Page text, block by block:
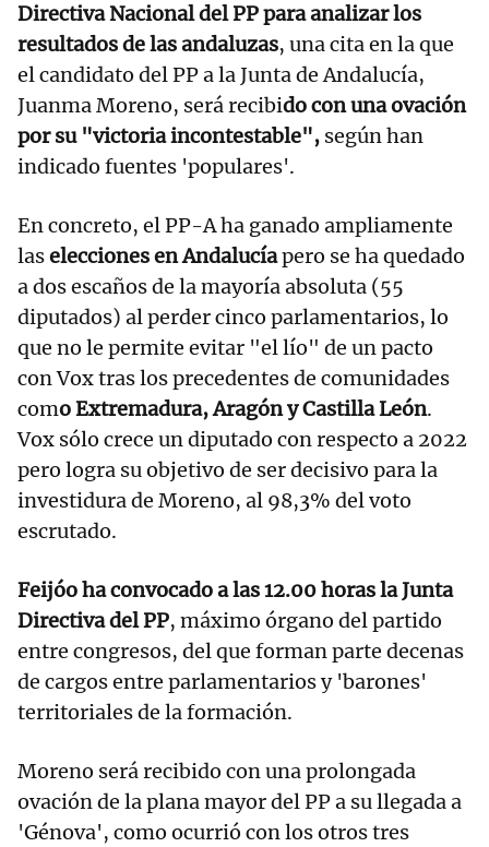
Directiva Nacional del PP para analizar los
resultados de las andaluzas, una cita en la que
el candidato del PP a la Junta de Andalucía,
Juanma Moreno, será recibido con una ovación
por su "victoria incontestable", según han
indicado fuentes 'populares'.
En concreto, el PP-A ha ganado ampliamente
laselecciones en Andalucíapero se ha quedado
a dos escaños de la mayoría absoluta (55
diputados) al perder cinco parlamentarios, lo
que no le permite evitar "el lío" de un pacto
con Vox tras los precedentes de comunidades
como Extremadura, Aragón y Castilla León.
Vox sólo crece un diputado con respecto a 2022
pero logra su objetivo de ser decisivo para la
investidura de Moreno, al 98,3% del voto
escrutado.
Feijóo ha convocado a las 12.00 horas la Junta
Directiva del PP, máximo órgano del partido
entre congresos, del que forman parte decenas
de cargos entre parlamentarios y 'barones'
territoriales de la formación.
Moreno será recibido con una prolongada
ovación de la plana mayor del PP a su llegada a
'Génova', como ocurrió con los otros tres